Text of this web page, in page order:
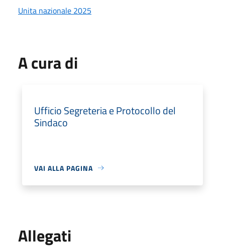
Unita nazionale 2025
A cura di
Ufficio Segreteria e Protocollo del
Sindaco
VAI ALLA PAGINA
Allegati